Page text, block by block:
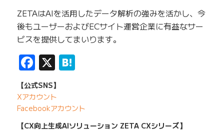
ZETAはAIを活用したデータ解析の強みを活かし、今
後もユーザーおよびECサイト運営企業に有益なサー
ビスを提供してまいります。
Facebook
X Hatena
【公式SNS】
Xアカウント
Facebookアカウント
【CX向上生成AIソリューション ZETA CXシリーズ】